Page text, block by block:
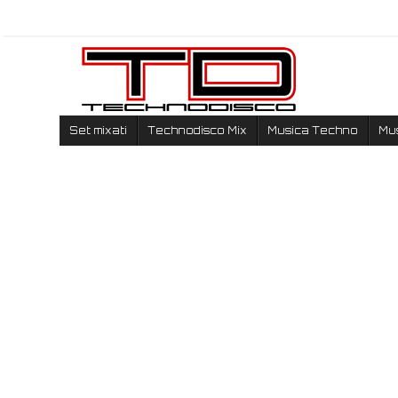
Set mixati Technodisco Mix Musica Techno